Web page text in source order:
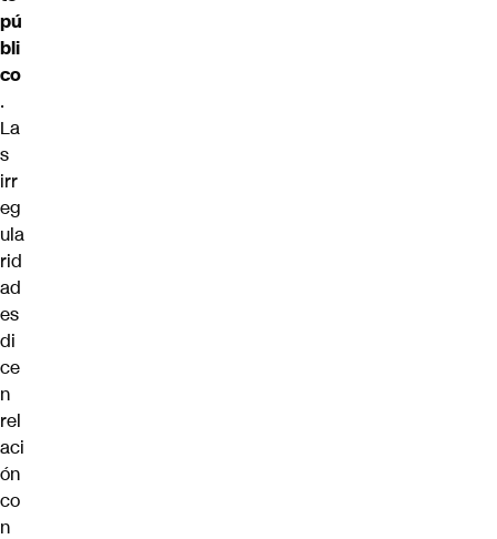
pú
bli
co
.
La
s
irr
eg
ula
rid
ad
es
di
ce
n
rel
aci
ón
co
n